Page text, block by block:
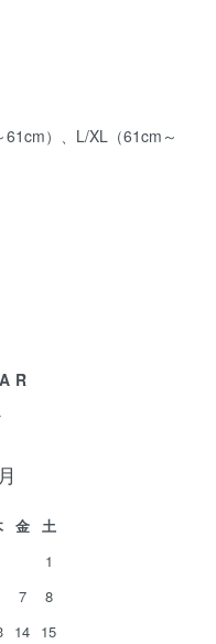
）、L/XL（61cm～
金
土
1
7
8
14 15